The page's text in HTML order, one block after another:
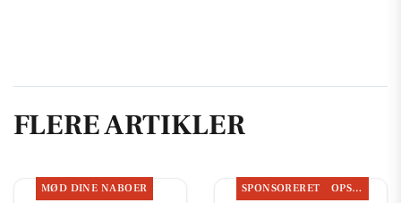
FLERE ARTIKLER
MØD DINE NABOER SPONSORERET OPSLAGSTAVLEN